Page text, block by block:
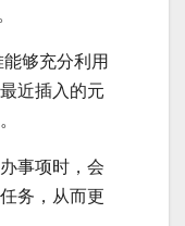
够充分利用
近插入的元
事项时，会
务，从而更